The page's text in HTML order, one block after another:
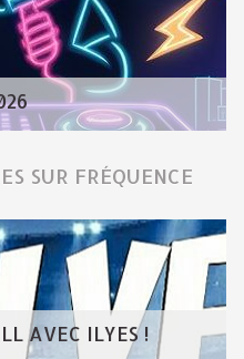
SUR FRÉQUENCE
AVEC ILYES !